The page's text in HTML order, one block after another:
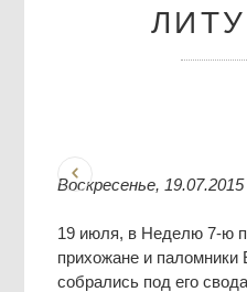
Воскресенье, 19.07.2015
19 июля, в Неделю 7-ю
прихожане и паломники
собрались под его